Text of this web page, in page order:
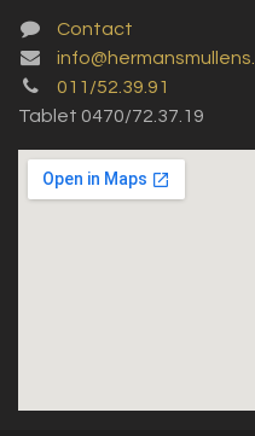
Contact
011/52.39.91
Tablet 0470/72.37.19